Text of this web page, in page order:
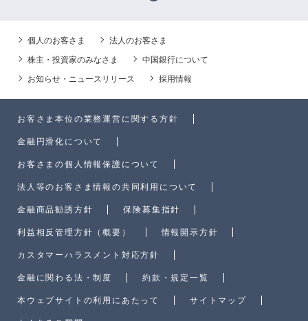
個人のお客さま
法人のお客さま
株主・投資家のみなさま
中国銀行について
お知らせ・ニュースリリース
採用情報
お客さま本位の業務運営に関する方針
金融円滑化について
お客さまの個人情報保護について
法人等のお客さま情報の共同利用について
金融商品勧誘方針 保険募集指針
利益相反管理方針（概要） 情報開示方針
カスタマーハラスメント対応方針
金融に関わる法・制度 約款・規定一覧
本ウェブサイトの利用にあたって サイトマップ